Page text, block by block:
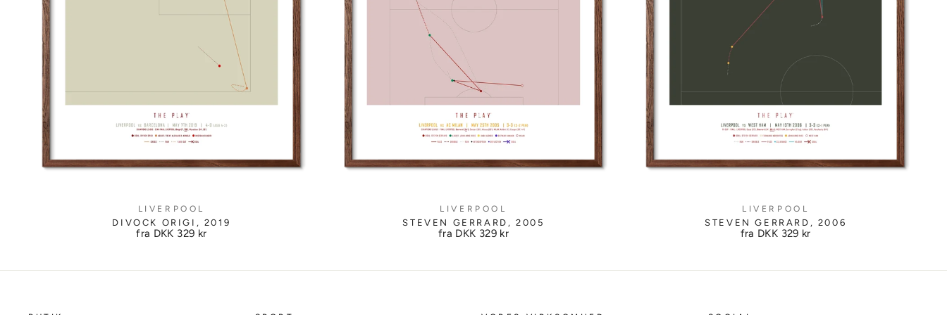
LIVERPOOL
DIVOCK ORIGI, 2019
fra DKK 329 kr
LIVERPOOL
STEVEN GERRARD, 2005
fra DKK 329 kr
LIVERPOOL
STEVEN GERRARD, 2006
fra DKK 329 kr